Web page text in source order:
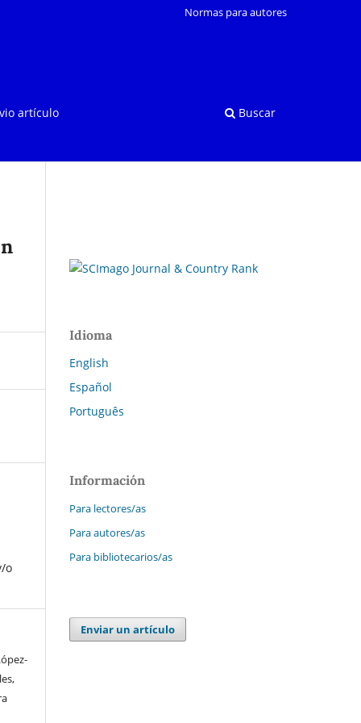
artículo Buscar
Normas para autores
o
Idioma
English
Español
Português
Información
Para lectores/as
Para autores/as
Para bibliotecarios/as
Enviar un artículo